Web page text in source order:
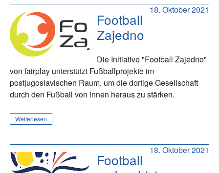
18. Oktober 2021
Football
Zajedno
Die Initiative "Football Zajedno"
von fairplay unterstützt Fußballprojekte im
postjugoslavischen Raum, um die dortige Gesellschaft
durch den Fußball von innen heraus zu stärken.
Weiterlesen
18. Oktober 2021
Football